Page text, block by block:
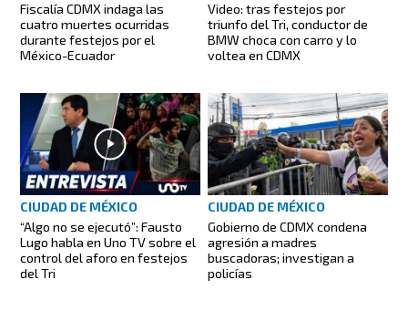
Fiscalía CDMX indaga las
cuatro muertes ocurridas
durante festejos por el
México-Ecuador
Video: tras festejos por
triunfo del Tri, conductor de
BMW choca con carro y lo
voltea en CDMX
CIUDAD DE MÉXICO
“Algo no se ejecutó”: Fausto
Lugo habla en Uno TV sobre el
control del aforo en festejos
del Tri
CIUDAD DE MÉXICO
Gobierno de CDMX condena
agresión a madres
buscadoras; investigan a
policías